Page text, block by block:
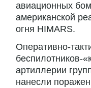
авиационных
американской
огня HIMARS.
Оперативно-
беспилотников-
артиллерии
нанесли